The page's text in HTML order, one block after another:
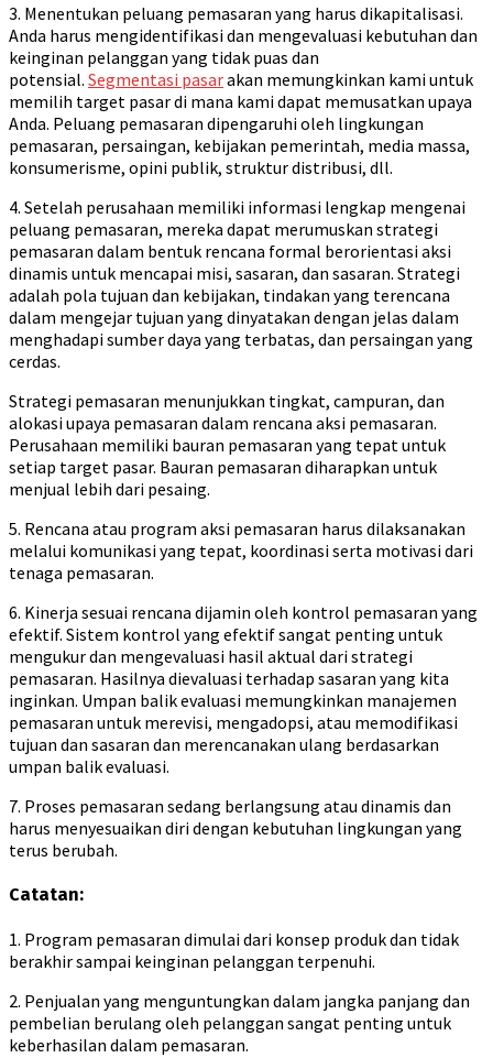
3. Menentukan peluang pemasaran yang harus dikapitalisasi.
Anda harus mengidentifikasi dan mengevaluasi kebutuhan dan
keinginan pelanggan yang tidak puas dan
potensial. Segmentasi pasarakan memungkinkan kami untuk
memilih target pasar di mana kami dapat memusatkan upaya
Anda. Peluang pemasaran dipengaruhi oleh lingkungan
pemasaran, persaingan, kebijakan pemerintah, media massa,
konsumerisme, opini publik, struktur distribusi, dll.
4. Setelah perusahaan memiliki informasi lengkap mengenai
peluang pemasaran, mereka dapat merumuskan strategi
pemasaran dalam bentuk rencana formal berorientasi aksi
dinamis untuk mencapai misi, sasaran, dan sasaran. Strategi
adalah pola tujuan dan kebijakan, tindakan yang terencana
dalam mengejar tujuan yang dinyatakan dengan jelas dalam
menghadapi sumber daya yang terbatas, dan persaingan yang
cerdas.
Strategi pemasaran menunjukkan tingkat, campuran, dan
alokasi upaya pemasaran dalam rencana aksi pemasaran.
Perusahaan memiliki bauran pemasaran yang tepat untuk
setiap target pasar. Bauran pemasaran diharapkan untuk
menjual lebih dari pesaing.
5. Rencana atau program aksi pemasaran harus dilaksanakan
melalui komunikasi yang tepat, koordinasi serta motivasi dari
tenaga pemasaran.
6. Kinerja sesuai rencana dijamin oleh kontrol pemasaran yang
efektif. Sistem kontrol yang efektif sangat penting untuk
mengukur dan mengevaluasi hasil aktual dari strategi
pemasaran. Hasilnya dievaluasi terhadap sasaran yang kita
inginkan. Umpan balik evaluasi memungkinkan manajemen
pemasaran untuk merevisi, mengadopsi, atau memodifikasi
tujuan dan sasaran dan merencanakan ulang berdasarkan
umpan balik evaluasi.
7. Proses pemasaran sedang berlangsung atau dinamis dan
harus menyesuaikan diri dengan kebutuhan lingkungan yang
terus berubah.
Catatan:
1. Program pemasaran dimulai dari konsep produk dan tidak
berakhir sampai keinginan pelanggan terpenuhi.
2. Penjualan yang menguntungkan dalam jangka panjang dan
pembelian berulang oleh pelanggan sangat penting untuk
keberhasilan dalam pemasaran.